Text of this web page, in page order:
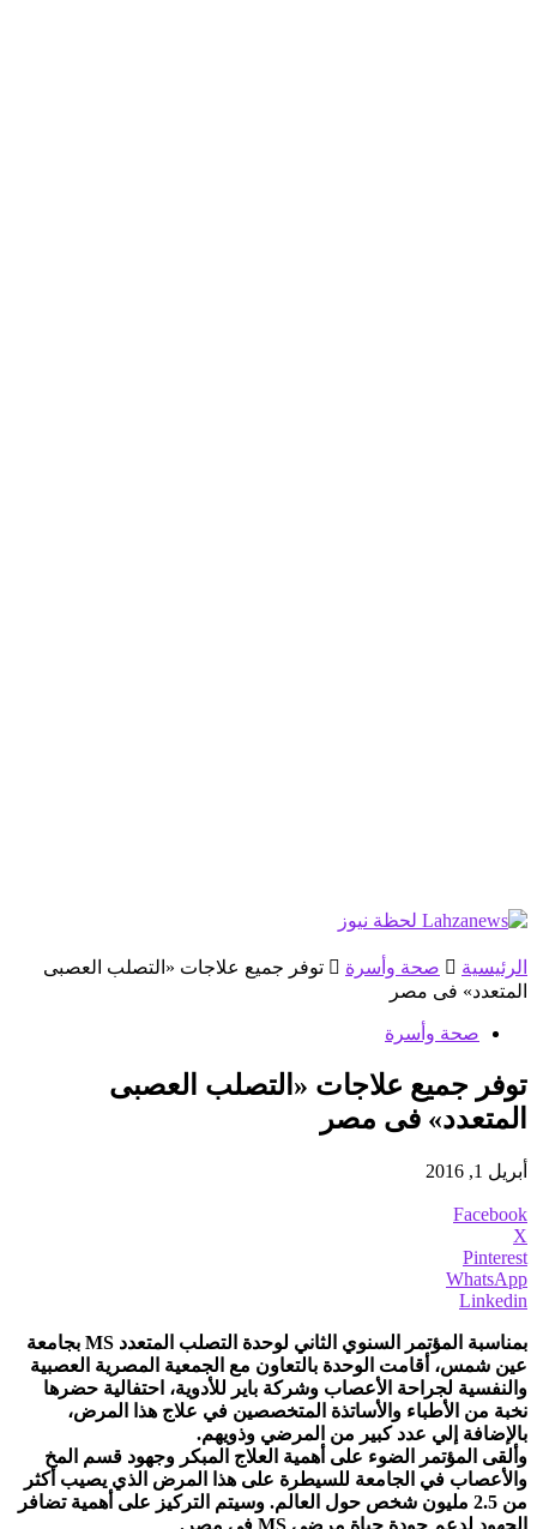
الرئيسية صحة وأسرة
توفر جميع علاجات «التصلب العصبى
المتعدد» فى مصر
صحة وأسرة
توفر جميع علاجات «التصلب العصبى
المتعدد» فى مصر
أبريل 1, 2016
Facebook
X
Pinterest
WhatsApp
Linkedin
بمناسبة المؤتمر السنوي الثاني لوحدة التصلب المتعدد MS بجامعة
عين شمس، أقامت الوحدة بالتعاون مع الجمعية المصرية العصبية
والنفسية لجراحة الأعصاب وشركة باير للأدوية، احتفالية حضرها
نخبة من الأطباء والأساتذة المتخصصين في علاج هذا المرض،
بالإضافة إلي عدد كبير من المرضي وذويهم.
وألقى المؤتمر الضوء على أهمية العلاج المبكر وجهود قسم المخ
والأعصاب في الجامعة للسيطرة على هذا المرض الذي يصيب أكثر
من 2.5 مليون شخص حول العالم. وسيتم التركيز على أهمية تضافر
الجهود لدعم جودة حياة مرضى MS في مصر.